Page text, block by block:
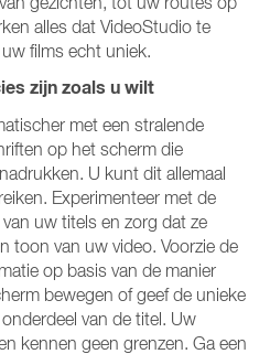
alles dat VideoStudio te
films echt uniek.
zijn zoals u wilt
met een stralende
op het scherm die
U kunt dit allemaal
Experimenteer met de
uw titels en zorg dat ze
toon van uw video. Voorzie de
op basis van de manier
bewegen of geef de unieke
van de titel. Uw
kennen geen grenzen. Ga een